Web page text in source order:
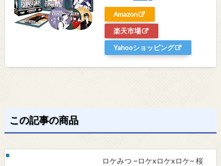
Amazon
楽天市場
Yahooショッピング
この記事の商品
ロケみつ ~ロケxロケxロケ~ 桜